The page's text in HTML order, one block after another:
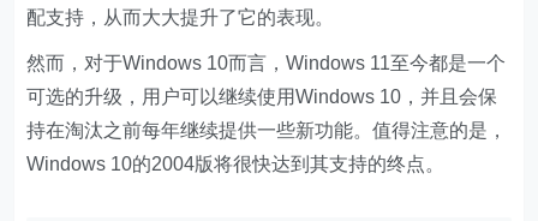
配支持，从而大大提升了它的表现。
然而，对于Windows 10而言，Windows 11至今都是一个
可选的升级，用户可以继续使用Windows 10，并且会保
持在淘汰之前每年继续提供一些新功能。值得注意的是，
Windows 10的2004版将很快达到其支持的终点。